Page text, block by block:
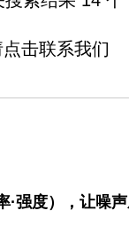
击联系我们
·强度），让噪